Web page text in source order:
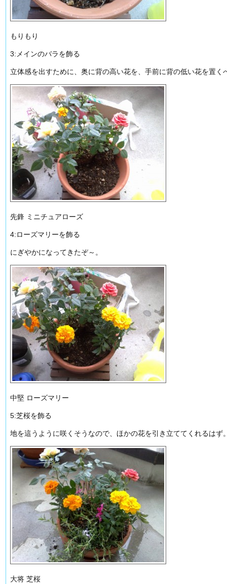
もりもり
3:メインのバラを飾る
立体感を出すために、奥に背の高い花を、手前に背の低い花を置
先鋒 ミニチュアローズ
4:ローズマリーを飾る
にぎやかになってきたぞ～。
中堅 ローズマリー
5:芝桜を飾る
地を這うように咲くそうなので、ほかの花を引き立ててくれるはず
大将 芝桜